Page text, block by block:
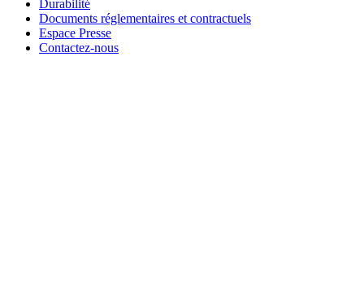
Durabilité
Documents réglementaires et contractuels
Espace Presse
Contactez-nous